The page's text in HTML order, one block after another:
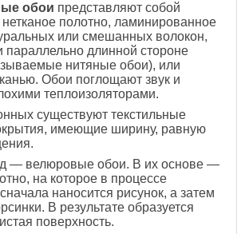
обои представляют собой
полотно, ламинированное
или смешанных волокон,
длинной стороне
нитяные обои), или
Обои поглощают звук и
теплоизоляторами.
существуют текстильные
имеющие ширину, равную
— велюровые обои. В их основе —
на которое в процессе
наносится рисунок, а затем
В результате образуется
поверхность.